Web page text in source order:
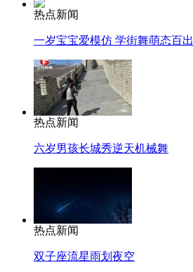
热点新闻
一岁宝宝爱模仿 学街舞萌态百出
热点新闻
六岁男孩长城秀逆天机械舞
热点新闻
双子座流星雨划夜空